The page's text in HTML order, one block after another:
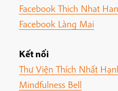
Facebook Thich Nhat
Facebook Làng Mai
Kết nối
Thư Viện Thích Nhất
Mindfulness Bell